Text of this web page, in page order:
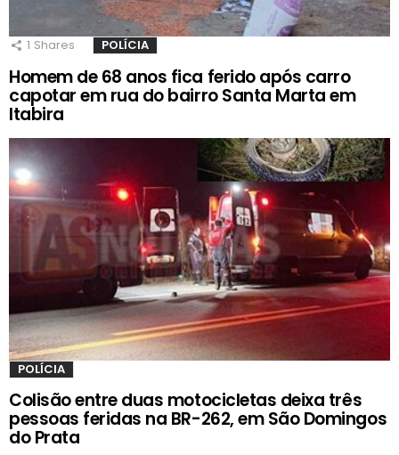
1 Shares POLÍCIA
Homem de 68 anos fica ferido após carro
capotar em rua do bairro Santa Marta em
Itabira
POLÍCIA
Colisão entre duas motocicletas deixa três
pessoas feridas na BR-262, em São Domingos
do Prata